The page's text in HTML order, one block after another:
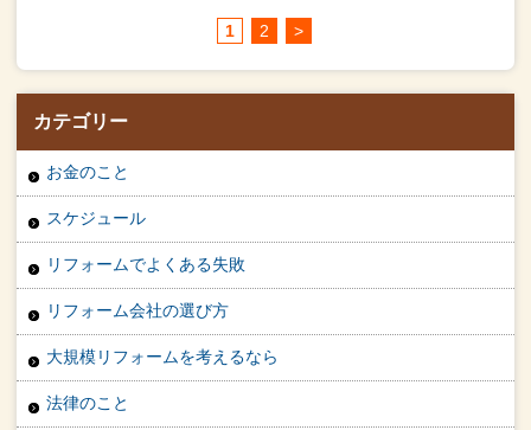
1 2 >
カテゴリー
お金のこと
スケジュール
リフォームでよくある失敗
リフォーム会社の選び方
大規模リフォームを考えるなら
法律のこと